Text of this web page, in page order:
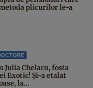
plicurilor le-a
Julia Chelaru, fosta
Exotic! Și-a etalat
la...